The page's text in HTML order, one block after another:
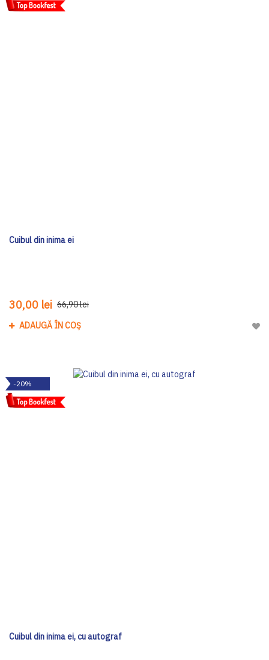
Cuibul din inima ei
30,00 lei 66,90 lei
ADAUGĂ ÎN COȘ
-20%
Cuibul din inima ei, cu autograf